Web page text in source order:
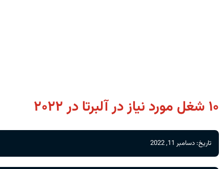
۱۰ شغل مورد نیاز در آلبرتا در ۲۰۲۲
تاریخ: دسامبر 11, 2022